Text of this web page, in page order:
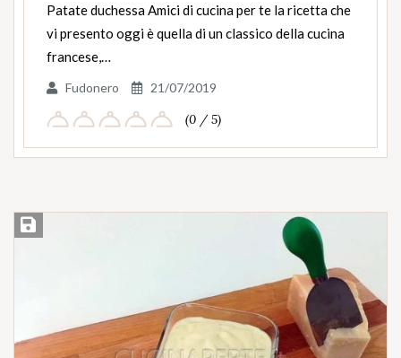
Patate duchessa Amici di cucina per te la ricetta che
vi presento oggi è quella di un classico della cucina
francese,…
Fudonero 21/07/2019
(0 / 5)
Salva ricetta